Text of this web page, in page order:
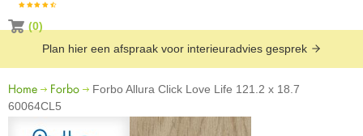
(0)
Plan hier een afspraak voor interieuradvies gesprek
Home Forbo
Forbo Allura Click Love Life 121.2 x 18.7
60064CL5